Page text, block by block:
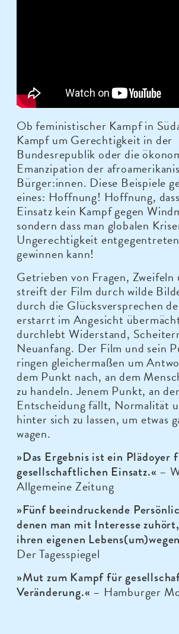
Ob feministischer Kampf in
Kampf um Gerechtigkeit in der
Bundesrepublik oder die
Emanzipation der
Bürger:innen. Diese Beispiele
eines: Hoffnung! Hoffnung,
Einsatz kein Kampf gegen
sondern dass man globalen
Ungerechtigkeit
gewinnen kann!
Getrieben von Fragen, Zweifeln
streift der Film durch wilde
durch die Glücksversprechen
erstarrt im Angesicht
durchlebt Widerstand,
Neuanfang. Der Film und sein
ringen gleichermaßen um
dem Punkt nach, an dem
zu handeln. Jenem Punkt, an
Entscheidung fällt, Normalität
hinter sich zu lassen, um etwas
wagen.
»Das Ergebnis ist ein Plädoyer
gesellschaftlichen Einsatz.« –
Allgemeine Zeitung
»Fünf beeindruckende
denen man mit Interesse
ihren eigenen
Der Tagesspiegel
»Mut zum Kampf für
Veränderung.« – Hamburger